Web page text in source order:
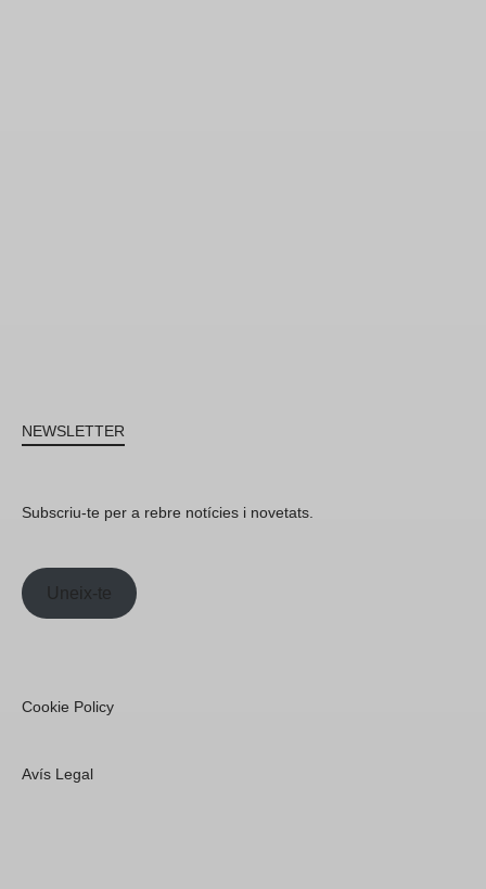
NEWSLETTER
Subscriu-te per a rebre notícies i novetats.
Uneix-te
Cookie Policy
Avís Legal